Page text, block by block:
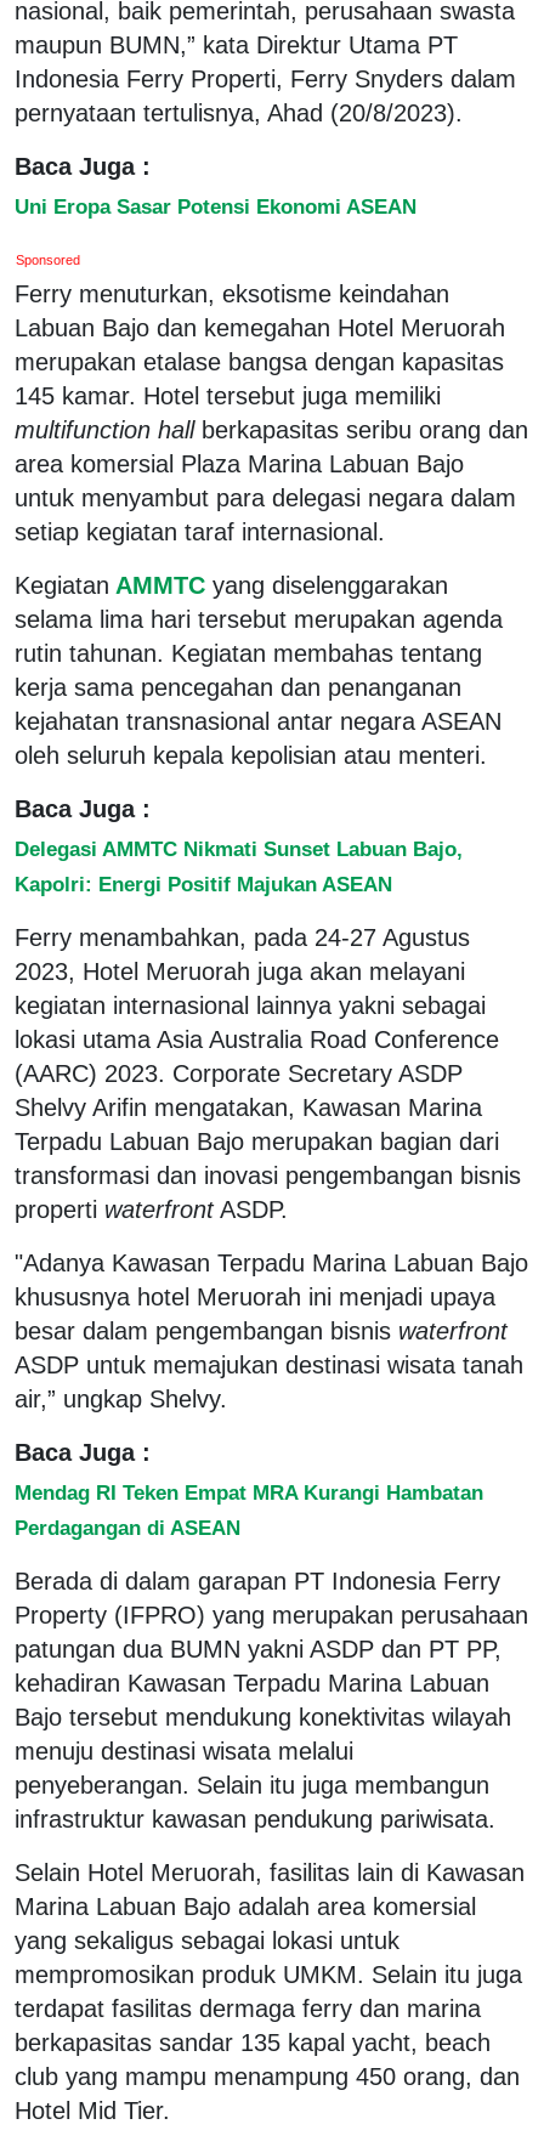
nasional, baik pemerintah, perusahaan swasta
maupun BUMN,” kata Direktur Utama PT
Indonesia Ferry Properti, Ferry Snyders dalam
pernyataan tertulisnya, Ahad (20/8/2023).
Baca Juga :
Uni Eropa Sasar Potensi Ekonomi ASEAN
Sponsored
Ferry menuturkan, eksotisme keindahan
Labuan Bajo dan kemegahan Hotel Meruorah
merupakan etalase bangsa dengan kapasitas
145 kamar. Hotel tersebut juga memiliki
multifunction hallberkapasitas seribu orang dan
area komersial Plaza Marina Labuan Bajo
untuk menyambut para delegasi negara dalam
setiap kegiatan taraf internasional.
Kegiatan AMMTC yang diselenggarakan
selama lima hari tersebut merupakan agenda
rutin tahunan. Kegiatan membahas tentang
kerja sama pencegahan dan penanganan
kejahatan transnasional antar negara ASEAN
oleh seluruh kepala kepolisian atau menteri.
Baca Juga :
Delegasi AMMTC Nikmati Sunset Labuan Bajo,
Kapolri: Energi Positif Majukan ASEAN
Ferry menambahkan, pada 24-27 Agustus
2023, Hotel Meruorah juga akan melayani
kegiatan internasional lainnya yakni sebagai
lokasi utama Asia Australia Road Conference
(AARC) 2023. Corporate Secretary ASDP
Shelvy Arifin mengatakan, Kawasan Marina
Terpadu Labuan Bajo merupakan bagian dari
transformasi dan inovasi pengembangan bisnis
properti waterfrontASDP.
"Adanya Kawasan Terpadu Marina Labuan Bajo
khususnya hotel Meruorah ini menjadi upaya
besar dalam pengembangan bisnis waterfront
ASDP untuk memajukan destinasi wisata tanah
air,” ungkap Shelvy.
Baca Juga :
Mendag RI Teken Empat MRA Kurangi Hambatan
Perdagangan di ASEAN
Berada di dalam garapan PT Indonesia Ferry
Property (IFPRO) yang merupakan perusahaan
patungan dua BUMN yakni ASDP dan PT PP,
kehadiran Kawasan Terpadu Marina Labuan
Bajo tersebut mendukung konektivitas wilayah
menuju destinasi wisata melalui
penyeberangan. Selain itu juga membangun
infrastruktur kawasan pendukung pariwisata.
Selain Hotel Meruorah, fasilitas lain di Kawasan
Marina Labuan Bajo adalah area komersial
yang sekaligus sebagai lokasi untuk
mempromosikan produk UMKM. Selain itu juga
terdapat fasilitas dermaga ferry dan marina
berkapasitas sandar 135 kapal yacht, beach
club yang mampu menampung 450 orang, dan
Hotel Mid Tier.